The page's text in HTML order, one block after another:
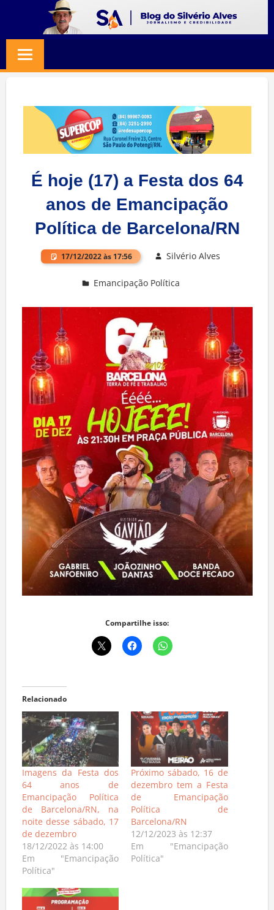
content
SILVERIO
ALVES
Jornalismo
Credibilidade
É hoje (17) a Festa dos 64
anos de Emancipação
Política de Barcelona/RN
17/12/2022 às 17:56 Silvério Alves
Emancipação Política
Compartilhe isso:
Relacionado
Imagens da Festa dos
64 anos de
Emancipação Política
de Barcelona/RN, na
noite desse sábado, 17
de dezembro
18/12/2022 às 14:00
Em "Emancipação
Política"
Próximo sábado, 16 de
dezembro tem a Festa
de Emancipação
Política de
Barcelona/RN
12/12/2023 às 12:37
Em "Emancipação
Política"